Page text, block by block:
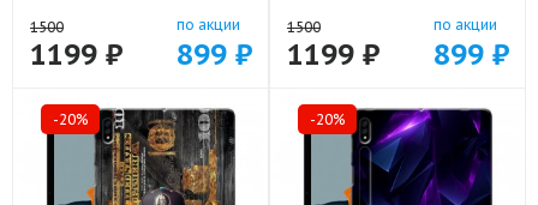
1500
1199 ₽
по акции
899 ₽
1500
1199 ₽
по акции
899 ₽
-20% -20%